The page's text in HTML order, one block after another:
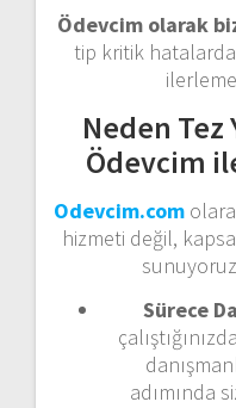
Ödevcim olarak
tip kritik
Neden Tez
Ödevcim
Odevcim.com
hizmeti değil,
Sürece
adımında